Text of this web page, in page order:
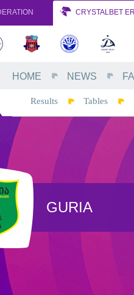
CRYSTALBET
HOME NEWS
Results Tables
GURIA